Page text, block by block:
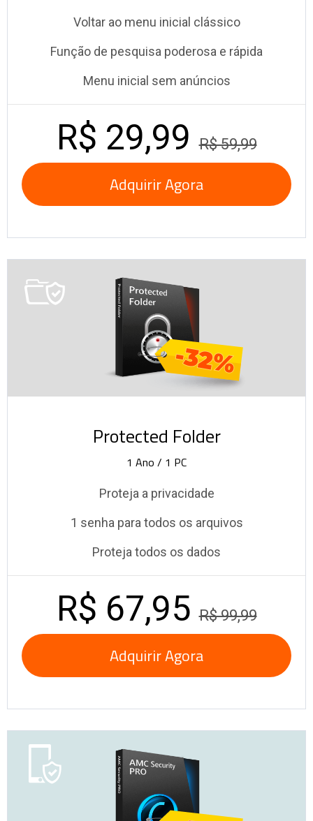
Voltar ao menu inicial clássico
Função de pesquisa poderosa e rápida
Menu inicial sem anúncios
R$ 29,99R$ 59,99
Adquirir Agora
-32%
Protected Folder
1 Ano / 1 PC
Proteja a privacidade
1 senha para todos os arquivos
Proteja todos os dados
R$ 67,95R$ 99,99
Adquirir Agora